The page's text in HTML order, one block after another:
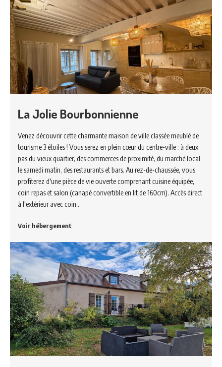
La Jolie Bourbonnienne
Venez découvrir cette charmante maison de ville classée meublé de
tourisme 3 étoiles ! Vous serez en plein cœur du centre-ville : à deux
pas du vieux quartier, des commerces de proximité, du marché local
le samedi matin, des restaurants et bars. Au rez-de-chaussée, vous
profiterez d'une pièce de vie ouverte comprenant cuisine équipée,
coin repas et salon (canapé convertible en lit de 160cm). Accès direct
à l'extérieur avec coin…
Voir hébergement